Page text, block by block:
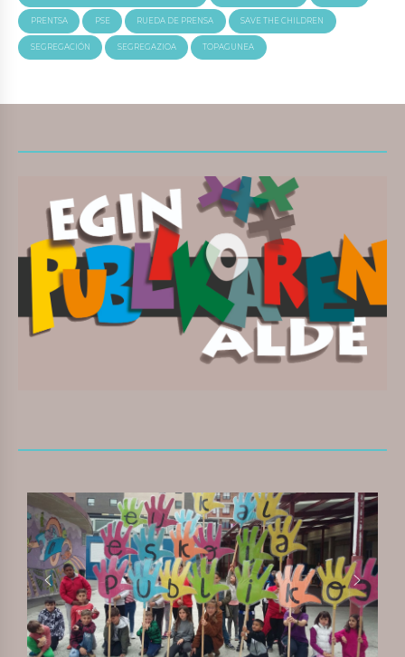
PRENTSA PSE RUEDA DE PRENSA SAVE THE CHILDREN
SEGREGACIÓN SEGREGAZIOA TOPAGUNEA